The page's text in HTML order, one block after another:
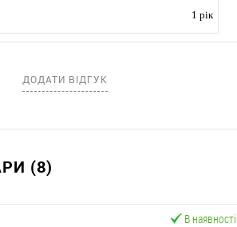
1 рік
ДОДАТИ ВІДГУК
(8)
В наявності